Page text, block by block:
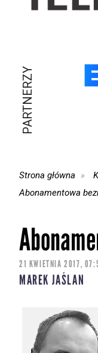
PARTNERZY
Strona główna
Abonamentowa
21 KWIETNIA 2017,
MAREK JAŚLAN